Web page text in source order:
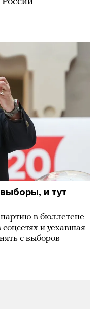
и тут
в бюллетене
и уехавшая
с выборов